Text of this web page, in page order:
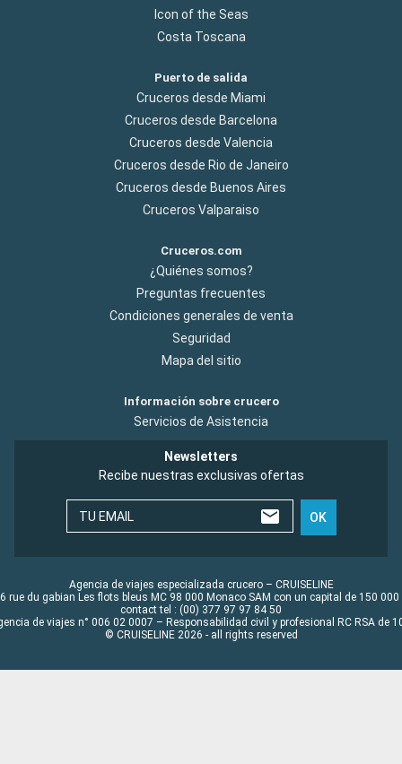
Icon of the Seas
Costa Toscana
Puerto de salida
Cruceros desde Miami
Cruceros desde Barcelona
Cruceros desde Valencia
Cruceros desde Rio de Janeiro
Cruceros desde Buenos Aires
Cruceros Valparaiso
Cruceros.com
¿Quiénes somos?
Preguntas frecuentes
Condiciones generales de venta
Seguridad
Mapa del sitio
Información sobre crucero
Servicios de Asistencia
Newsletters
Recibe nuestras exclusivas ofertas
TU EMAIL OK
Agencia de viajes especializada crucero – CRUISELINE
rue du gabian Les flots bleus MC 98 000 Monaco SAM con un capital de 150 000
contact tel : (00) 377 97 97 84 50
de viajes n° 006 02 0007 – Responsabilidad civil y profesional RC RSA de
© CRUISELINE 2026 - all rights reserved